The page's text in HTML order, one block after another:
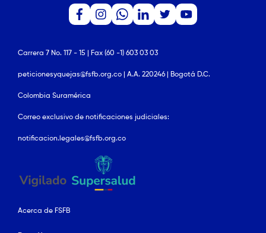
Carrera 7 No. 117 - 15 | Fax (60 -1) 603 03 03
peticionesyquejas@fsfb.org.co | A.A. 220246 | Bogotá D.C.
Colombia Suramérica
Correo exclusivo de notificaciones judiciales:
notificacion.legales@fsfb.org.co
Acerca de FSFB